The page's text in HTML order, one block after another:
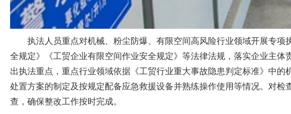
执法人员重点对机械、粉尘防爆、有限空间高风险行业领域开展专
全规定》《工贸企业有限空间作业安全规定》等法律法规，落实企业主
出执法重点，重点行业领域依据《工贸行业重大事故隐患判定标准》中
处置方案的制定及按规定配备应急救援设备并熟练操作使用等情况。对
查，确保整改工作按时完成。